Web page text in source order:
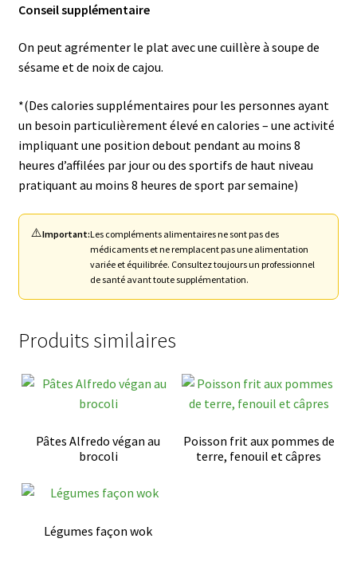
Conseil supplémentaire
On peut agrémenter le plat avec une cuillère à soupe de
sésame et de noix de cajou.
*(Des calories supplémentaires pour les personnes ayant
un besoin particulièrement élevé en calories – une activité
impliquant une position debout pendant au moins 8
heures d’affilées par jour ou des sportifs de haut niveau
pratiquant au moins 8 heures de sport par semaine)
⚠️Important:Les compléments alimentaires ne sont pas des
médicaments et ne remplacent pas une alimentation
variée et équilibrée. Consultez toujours un professionnel
de santé avant toute supplémentation.
Produits similaires
Pâtes Alfredo végan au
brocoli
Poisson frit aux pommes de
terre, fenouil et câpres
Légumes façon wok